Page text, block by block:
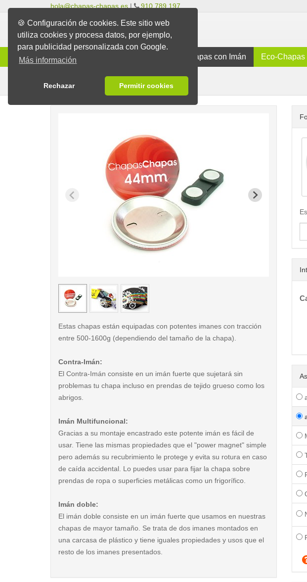
🍪 Configuración de cookies. Este sitio web
utiliza cookies y procesa datos, por ejemplo,
para publicidad personalizada con Google.
Más información
Rechazar Permitir cookies
hola@chapas-chapas.es | 910 789 197
Chapas con Imán Eco-Chapas
Chapas Chapas con Imán Para Ropa
< /picture> < /picture>
Estas chapas están equipadas con potentes imanes con tracción
entre 500-1600g (dependiendo del tamaño de la chapa).
Contra-Imán:
El Contra-Imán consiste en un imán fuerte que sujetará sin
problemas tu chapa incluso en prendas de tejido grueso como los
abrigos.
Imán Multifuncional:
Gracias a su montaje encastrado este potente imán es fácil de
usar. Tiene las mismas propiedades que el "power magnet" simple
pero además su recubrimiento le protege y evita su rotura en caso
de caída accidental. Lo puedes usar para fijar la chapa sobre
prendas de ropa o superficies metálicas como un frigorífico.
Imán doble:
El imán doble consiste en un imán fuerte que usamos en nuestras
chapas de mayor tamaño. Se trata de dos imanes montados en
una carcasa de plástico y tiene iguales propiedades y usos que el
resto de los imanes presentados.